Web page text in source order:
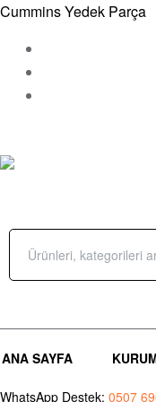
Cummins Yedek Parça
Search
for:
ANA SAYFA
WhatsApp Destek: 0507